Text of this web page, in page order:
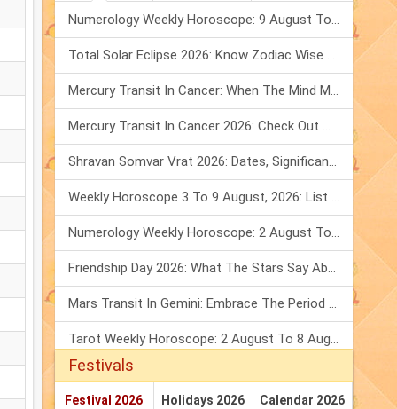
Numerology Weekly Horoscope: 9 August To 15 August, 2026
Total Solar Eclipse 2026: Know Zodiac Wise Prediction
Mercury Transit In Cancer: When The Mind Meets The Heart!
Mercury Transit In Cancer 2026: Check Out What It Brings For You
Shravan Somvar Vrat 2026: Dates, Significance & Rituals In August
Weekly Horoscope 3 To 9 August, 2026: List Of Fasts & Festivals
Numerology Weekly Horoscope: 2 August To 8 August, 2026
Friendship Day 2026: What The Stars Say About Your Best Friend!
Mars Transit In Gemini: Embrace The Period Full Of Energy & Intelligence
Tarot Weekly Horoscope: 2 August To 8 August, 2026
Festivals
Festival 2026 Holidays 2026 Calendar 2026